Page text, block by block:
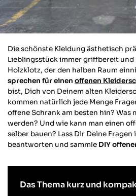
Die schönste Kleidung ästhetisch
Lieblingsstück immer griffbereit und
Holzklotz, der den halben Raum
sprechen für einen offenen
bist, Dich von Deinem alten
kommen natürlich jede Menge
offene Schrank am besten hin? Was
werden? Und wie kann man einen
selber bauen? Lass Dir Deine
beantworten und sammle DIY
Das Thema kurz und